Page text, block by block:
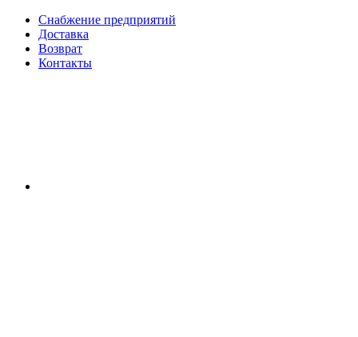
Снабжение предприятий
Доставка
Возврат
Контакты